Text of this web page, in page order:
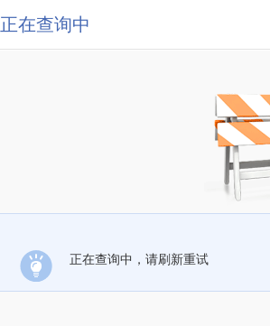
正在查询中
正在查询中，请刷新重试